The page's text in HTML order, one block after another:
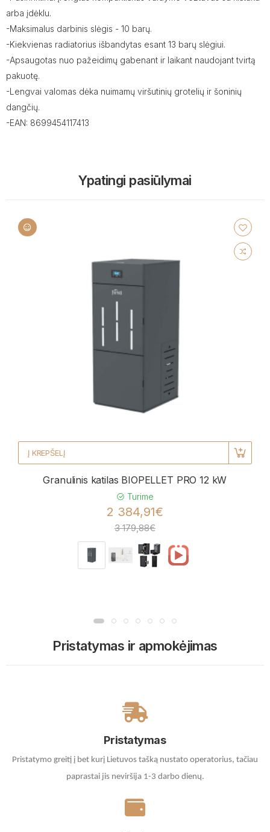
arba įdėklu.
-Maksimalus darbinis slėgis - 10 barų.
-Kiekvienas radiatorius išbandytas esant 13 barų slėgiui.
-Apsaugotas nuo pažeidimų gabenant ir laikant naudojant tvirtą
pakuotę.
-Lengvai valomas dėka nuimamų viršutinių grotelių ir šoninių
dangčių.
-EAN: 8699454117413
Ypatingi pasiūlymai
Į KREPŠELĮ
Granulinis katilas BIOPELLET PRO 12 kW
Turime
2 384,91€
3 179,88€
Pristatymas ir apmokėjimas
Pristatymas
Pristatymo greitį į bet kurį Lietuvos tašką nustato operatorius, tačiau
paprastai jis neviršija 1-3 darbo dienų.